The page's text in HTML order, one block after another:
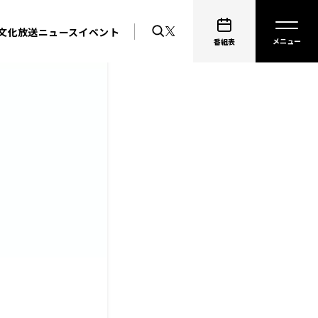
化放送ニュースイベント
番組表